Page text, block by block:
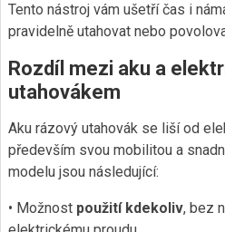
Tento nástroj vám ušetří čas i
pravidelně utahovat nebo
Rozdíl mezi aku a
utahovákem
Aku rázový utahovák se liší od
především svou mobilitou a
modelu jsou následující:
• Možnost použití kdekoliv, bez